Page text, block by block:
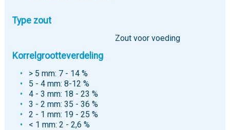
Type zout
Zout voor voeding
Korrelgrootteverdeling
> 5 mm: 7 - 14 %
5 - 4 mm: 8-12 %
4 - 3 mm: 18 - 23 %
3 - 2 mm: 35 - 36 %
2 - 1 mm: 19 - 25 %
< 1 mm: 2 - 2,6 %